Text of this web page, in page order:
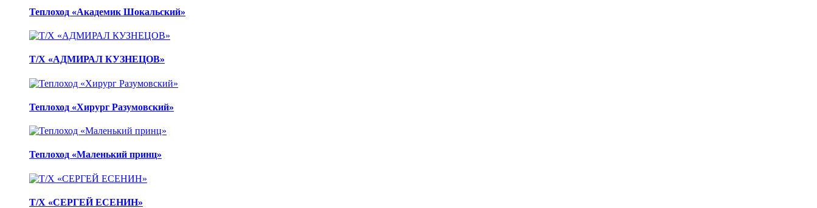
Теплоход «Академик Шокальский»
Т/Х «АДМИРАЛ КУЗНЕЦОВ»
Теплоход «Хирург Разумовский»
Теплоход «Маленький принц»
Т/Х «СЕРГЕЙ ЕСЕНИН»